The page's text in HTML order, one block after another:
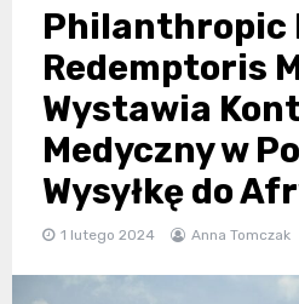
Philanthropic
Redemptoris
Wystawia
Medyczny w
Wysyłkę do
1 lutego 2024 Anna Tomczak